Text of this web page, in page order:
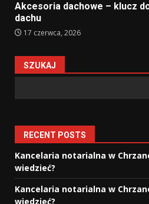
Akcesoria dachowe – klucz
dachu
17 czerwca, 2026
SZUKAJ
RECENT POSTS
Kancelaria notarialna w
wiedzieć?
Kancelaria notarialna w
wiedzieć?